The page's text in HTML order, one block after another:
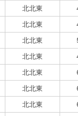
北北東
北北東
北北東
北北東
北北東
北北東
北北東